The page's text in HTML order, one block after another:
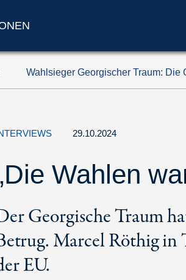
(Accesskey '1')
'2')
Wahlsieger Georgischer Traum: Die
29.10.2024
Wahlen
Georgische Traum
Marcel Röthig in
EU.